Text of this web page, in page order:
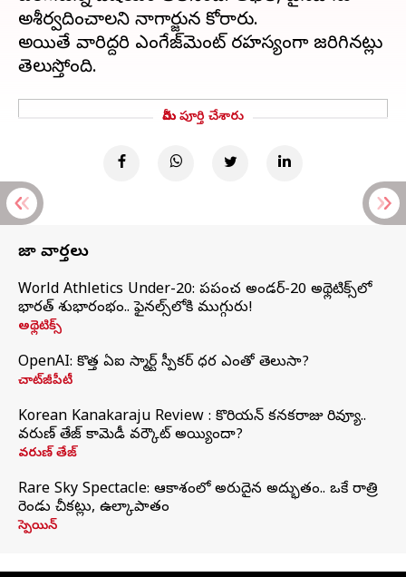
అశీర్వదించాలని నాగార్జున కోరారు.
అయితే వారిద్దరి ఎంగేజ్‌మెంట్ రహస్యంగా జరిగినట్లు
మీరు పూర్తి చేశారు
తాజా వార్తలు
World Athletics Under-20: ప్రపంచ అండర్-20 అథ్లెటిక్స్‌లో
భారత్‌ శుభారంభం.. ఫైనల్స్‌లోకి ముగ్గురు!
అథ్లెటిక్స్
OpenAI: కొత్త ఏఐ స్మార్ట్ స్పీకర్ ధర ఎంతో తెలుసా?
చాట్‌జీపీటీ
Korean Kanakaraju Review : కొరియన్ కనకరాజు రివ్యూ..
వరుణ్ తేజ్ కామెడీ వర్కౌట్ అయ్యిందా?
వరుణ్ తేజ్
Rare Sky Spectacle: ఆకాశంలో అరుదైన అద్భుతం.. ఒకే రాత్రి
రెండు చీకట్లు, ఉల్కాపాతం
స్పెయిన్